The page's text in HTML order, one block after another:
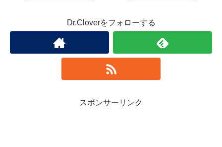
Dr.Cloverをフォローする
スポンサーリンク